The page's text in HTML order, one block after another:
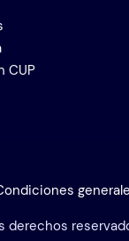
CUP
derechos